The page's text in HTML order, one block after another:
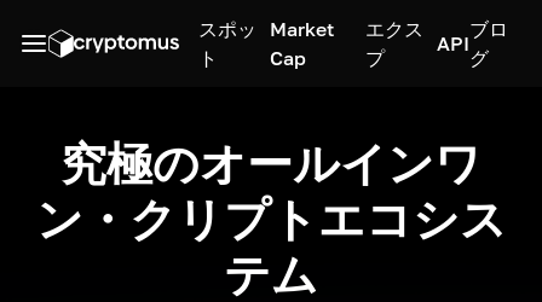
スポッ
ト
Market
Cap
エクス
プ
API
ブロ
グ
究極のオールインワ
ン・クリプトエコシス
テム